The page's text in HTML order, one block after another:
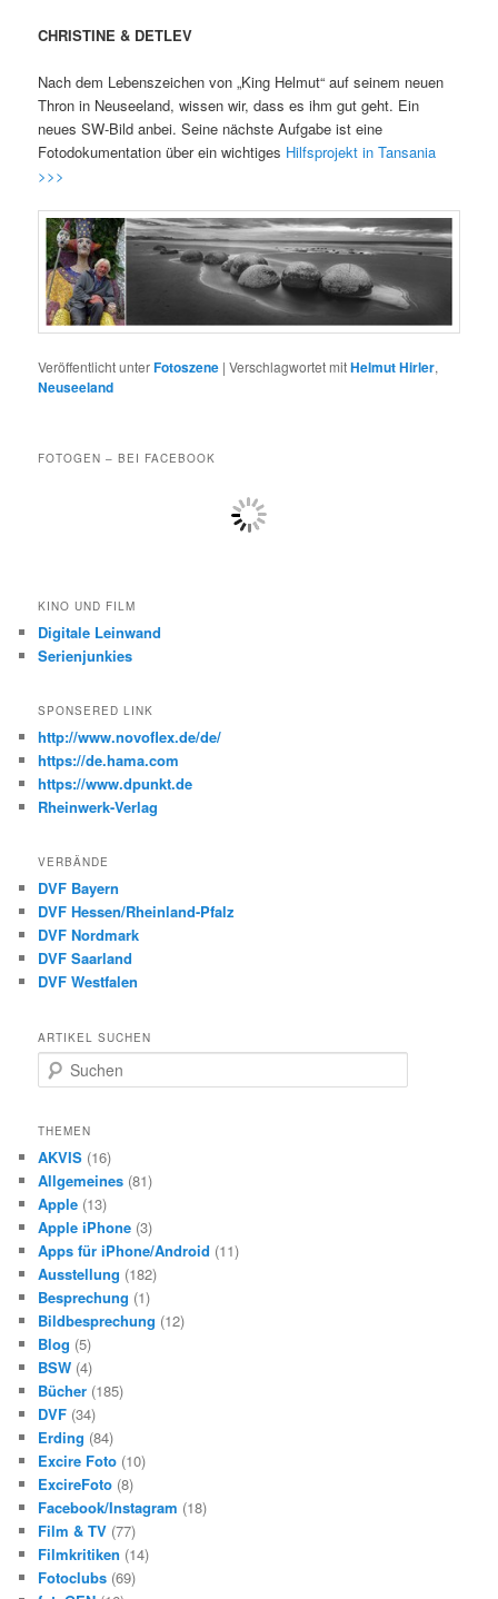
CHRISTINE & DETLEV
Nach dem Lebenszeichen von „King Helmut“ auf seinem neuen
Thron in Neuseeland, wissen wir, dass es ihm gut geht. Ein
neues SW-Bild anbei. Seine nächste Aufgabe ist eine
Fotodokumentation über ein wichtiges Hilfsprojekt in Tansania
>>>
Veröffentlicht unterFotoszene |Verschlagwortet mitHelmut Hirler,
Neuseeland
FOTOGEN – BEI FACEBOOK
KINO UND FILM
Digitale Leinwand
Serienjunkies
SPONSERED LINK
http://www.novoflex.de/de/
https://de.hama.com
https://www.dpunkt.de
Rheinwerk-Verlag
VERBÄNDE
DVF Bayern
DVF Hessen/Rheinland-Pfalz
DVF Nordmark
DVF Saarland
DVF Westfalen
ARTIKEL SUCHEN
u
h
n
THEMEN
AKVIS (16)
Allgemeines (81)
Apple (13)
Apple iPhone (3)
Apps für iPhone/Android (11)
Ausstellung (182)
Besprechung (1)
Bildbesprechung (12)
Blog (5)
BSW (4)
Bücher (185)
DVF (34)
Erding (84)
Excire Foto (10)
ExcireFoto (8)
Facebook/Instagram (18)
Film & TV (77)
Filmkritiken (14)
Fotoclubs (69)